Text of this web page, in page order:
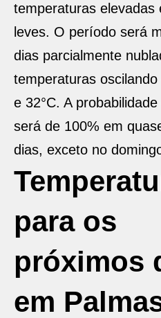
temperaturas elevadas
leves. O período será
dias parcialmente
temperaturas oscilando
e 32°C. A
será de 100% em
dias, exceto no
para os
próximos
em